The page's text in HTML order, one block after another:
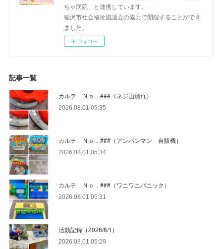
ちゃ病院」と連携しています。
稲沢市社会福祉協議会の協力で開院することができ
ました。
フォロー
記事一覧
カルテ Ｎｏ．###（ネジ山潰れ）
2026.08.01 05:35
カルテ Ｎｏ．###（アンパンマン 自販機）
2026.08.01 05:34
カルテ Ｎｏ．###（ワニワニパニック）
2026.08.01 05:31
活動記録（2026/8/1）
2026.08.01 05:29